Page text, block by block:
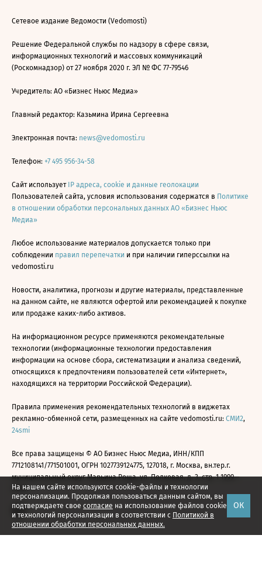
На нашем сайте используются cookie-файлы и технологии
персонализации. Продолжая пользоваться данным сайтом, вы
подтверждаете свое согласие на использование файлов cookie
и технологий персонализации в соответствии с Политикой в
отношении обработки персональных данных.
ОК
Сетевое издание Ведомости (Vedomosti)
Решение Федеральной службы по надзору в сфере связи,
информационных технологий и массовых коммуникаций
(Роскомнадзор) от 27 ноября 2020 г. ЭЛ № ФС 77-79546
Учредитель: АО «Бизнес Ньюс Медиа»
Главный редактор: Казьмина Ирина Сергеевна
Электронная почта: news@vedomosti.ru
Телефон: +7 495 956-34-58
Сайт использует IP адреса, cookie и данные геолокации
Пользователей сайта, условия использования содержатся в Политике
в отношении обработки персональных данных АО «Бизнес Ньюс
Медиа»
Любое использование материалов допускается только при
соблюдении правил перепечатки и при наличии гиперссылки на
vedomosti.ru
Новости, аналитика, прогнозы и другие материалы, представленные
на данном сайте, не являются офертой или рекомендацией к покупке
или продаже каких-либо активов.
На информационном ресурсе применяются рекомендательные
технологии (информационные технологии предоставления
информации на основе сбора, систематизации и анализа сведений,
относящихся к предпочтениям пользователей сети «Интернет»,
находящихся на территории Российской Федерации).
Правила применения рекомендательных технологий в виджетах
рекламно-обменной сети, размещенных на сайте vedomosti.ru: СМИ2,
24smi
Все права защищены © АО Бизнес Ньюс Медиа, ИНН/КПП
7712108141/771501001, ОГРН 1027739124775, 127018, г. Москва, вн.тер.г.
муниципальный округ Марьина Роща, ул. Полковая, д. 3, стр. 1 1999—
2026